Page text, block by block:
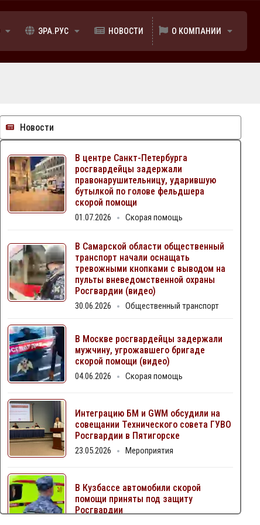
ЭРА.РУС НОВОСТИ О КОМПАНИИ
Новости
В центре Санкт-Петербурга
росгвардейцы задержали
правонарушительницу, ударившую
бутылкой по голове фельдшера
скорой помощи
01.07.2026 Скорая помощь
В Самарской области общественный
транспорт начали оснащать
тревожными кнопками с выводом на
пульты вневедомственной охраны
Росгвардии (видео)
30.06.2026 Общественный транспорт
В Москве росгвардейцы задержали
мужчину, угрожавшего бригаде
скорой помощи (видео)
04.06.2026 Скорая помощь
Интеграцию БМ и GWM обсудили на
совещании Технического совета ГУВО
Росгвардии в Пятигорске
23.05.2026 Мероприятия
В Кузбассе автомобили скорой
помощи приняты под защиту
Росгвардии